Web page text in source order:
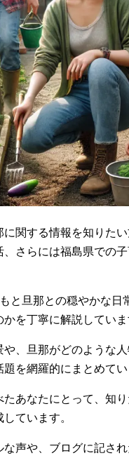
関する情報を知りた
さらには福島県での
と旦那との穏やかな
を丁寧に解説していま
、旦那がどのような
を網羅的にまとめてい
あなたにとって、知
ています。
声や、ブログに記さ